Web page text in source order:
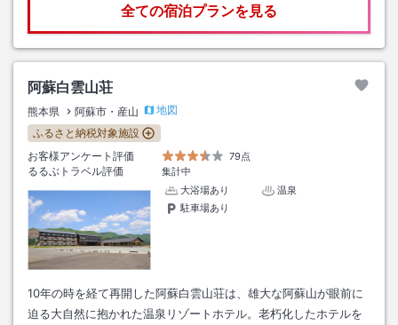
全ての宿泊プランを見る
阿蘇白雲山荘
熊本県 阿蘇市・産山
地図
ふるさと納税対象施設
お客様アンケート評価
79点
るるぶトラベル評価
集計中
大浴場あり
温泉
駐車場あり
10年の時を経て再開した阿蘇白雲山荘は、雄大な阿蘇山が眼前に
迫る大自然に抱かれた温泉リゾートホテル。老朽化したホテルを